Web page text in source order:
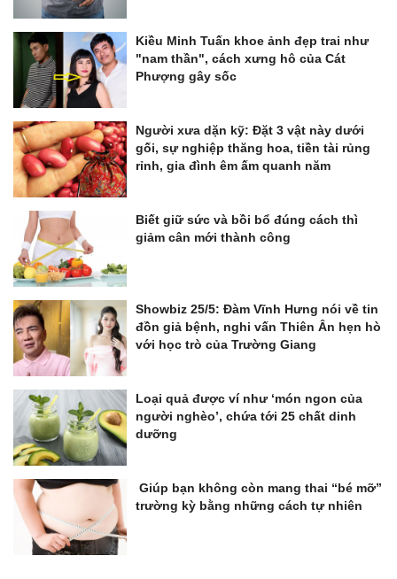
Kiều Minh Tuấn khoe ảnh đẹp trai như
"nam thần", cách xưng hô của Cát
Phượng gây sốc
Người xưa dặn kỹ: Đặt 3 vật này dưới
gối, sự nghiệp thăng hoa, tiền tài rủng
rỉnh, gia đình êm ấm quanh năm
Biết giữ sức và bồi bổ đúng cách thì
giảm cân mới thành công
Showbiz 25/5: Đàm Vĩnh Hưng nói về tin
đồn giả bệnh, nghi vấn Thiên Ân hẹn hò
với học trò của Trường Giang
Loại quả được ví như ‘món ngon của
người nghèo’, chứa tới 25 chất dinh
dưỡng
Giúp bạn không còn mang thai “bé mỡ”
trường kỳ bằng những cách tự nhiên